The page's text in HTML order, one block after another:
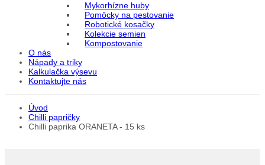
Mykorhízne huby
Pomôcky na pestovanie
Robotické kosačky
Kolekcie semien
Kompostovanie
O nás
Nápady a triky
Kalkulačka výsevu
Kontaktujte nás
Úvod
Chilli papričky
Chilli paprika ORANETA - 15 ks